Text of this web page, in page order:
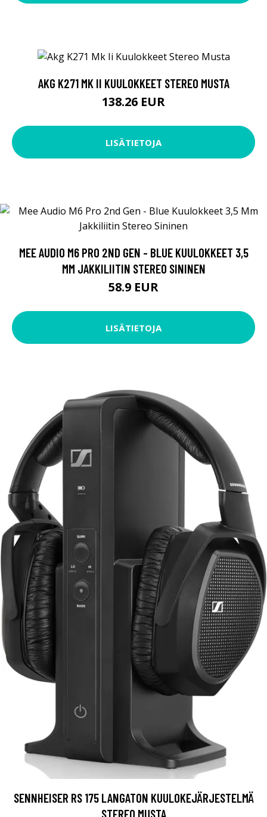
AKG K271 MK II KUULOKKEET STEREO MUSTA
138.26 EUR
LISÄTIETOJA
MEE AUDIO M6 PRO 2ND GEN - BLUE KUULOKKEET 3,5
MM JAKKILIITIN STEREO SININEN
58.9 EUR
LISÄTIETOJA
SENNHEISER RS 175 LANGATON KUULOKEJÄRJESTELMÄ
STEREO MUSTA